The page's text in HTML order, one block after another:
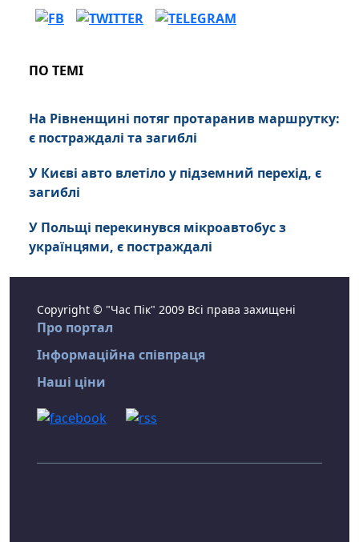
ПО ТЕМІ
На Рівненщині потяг протаранив маршрутку:
є постраждалі та загиблі
У Києві авто влетіло у підземний перехід, є
загиблі
У Польщі перекинувся мікроавтобус з
українцями, є постраждалі
Copyright © "Час Пік" 2009 Всі права захищені
Про портал
Інформаційна співпраця
Наші ціни